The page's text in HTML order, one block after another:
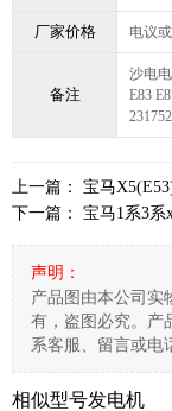
厂家价格 电议
备注
沙电
E83
上一篇： 宝马X5(E53)3.0i, Z3 2.2
下一篇： 宝马1系3系x3,z4发电机
声明：
产品图由本公司实
有，盗图必究。产
系客服、留言或电
相似型号发电机